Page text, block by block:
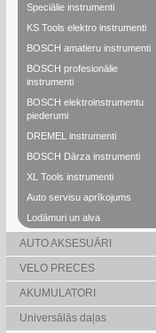
Speciālie instrumenti
KS Tools elektro instrumenti
BOSCH amatieru instrumenti
BOSCH profesionālie
instrumenti
BOSCH elektroinstrumentu
piederumi
DREMEL instrumenti
BOSCH Dārza instrumenti
XL Tools instrumenti
Auto servisu aprīkojums
Lodāmuri un alva
AUTO AKSESUĀRI
VELO PRECES
AKUMULATORI
Universālās daļas